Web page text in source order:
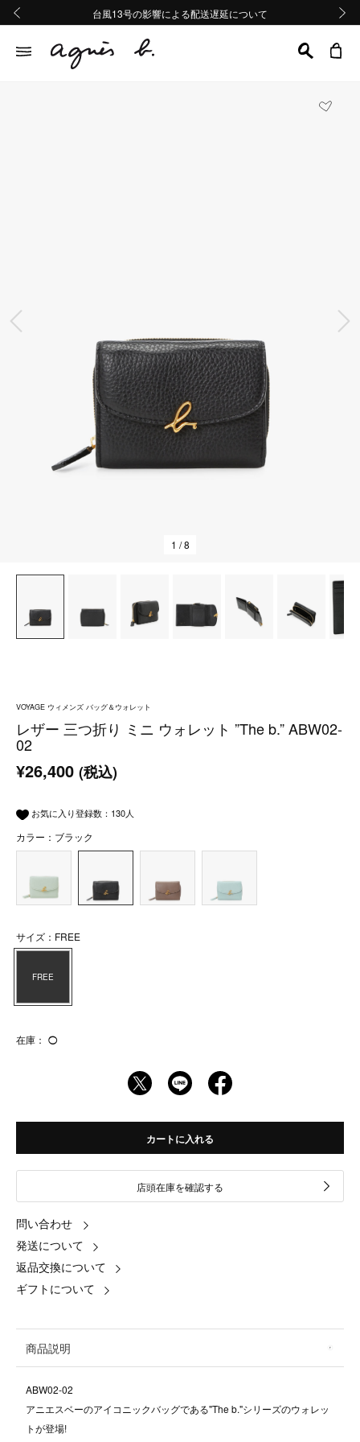
熊本地域地震の影響による配送遅延について
Summer Sale 2buy10%OFF!!
台風13号の影響による配送遅延について
熊本地域地震の影響による配送遅延について
Summer Sale 2buy10%OFF!!
前の画像
1 / 8
VOYAGE ウィメンズ バッグ＆ウォレット
レザー 三つ折り ミニ ウォレット ”The b.” ABW02-
02
¥26,400 (税込)
お気に入り登録数： 130人
カラー：ブラック
サイズ：FREE
FREE
在庫： ◯
カートに入れる
店頭在庫を確認する
問い合わせ
発送について
返品交換について
ギフトについて
商品説明
ABW02-02
アニエスベーのアイコニックバッグである"The b."シリーズのウォレッ
トが登場!